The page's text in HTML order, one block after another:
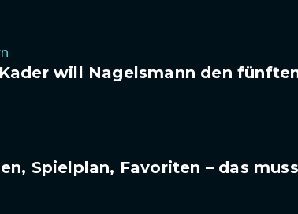
will Nagelsmann den
Spielplan, Favoriten – das